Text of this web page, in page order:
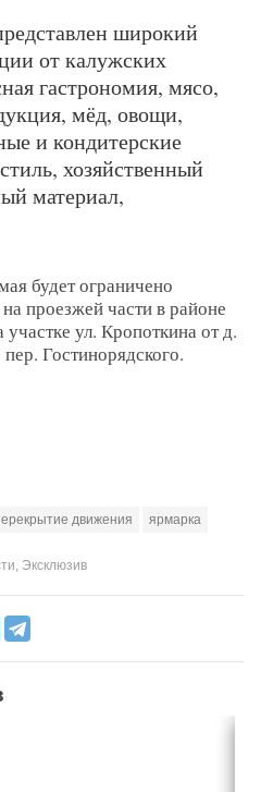
широкий
от калужских
гастрономия, мясо,
мёд, овощи,
и кондитерские
хозяйственный
материал,
будет ограничено
проезжей части в районе
ул. Кропоткина от д.
Гостинорядского.
движения ярмарка
, Эксклюзив